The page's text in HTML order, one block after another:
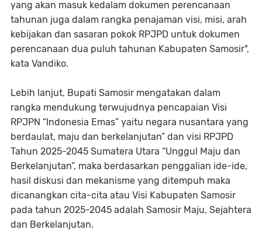
yang akan masuk kedalam dokumen perencanaan
tahunan juga dalam rangka penajaman visi, misi, arah
kebijakan dan sasaran pokok RPJPD untuk dokumen
perencanaan dua puluh tahunan Kabupaten Samosir",
kata Vandiko.
Lebih lanjut, Bupati Samosir mengatakan dalam
rangka mendukung terwujudnya pencapaian Visi
RPJPN “Indonesia Emas” yaitu negara nusantara yang
berdaulat, maju dan berkelanjutan” dan visi RPJPD
Tahun 2025-2045 Sumatera Utara “Unggul Maju dan
Berkelanjutan”, maka berdasarkan penggalian ide-ide,
hasil diskusi dan mekanisme yang ditempuh maka
dicanangkan cita-cita atau Visi Kabupaten Samosir
pada tahun 2025-2045 adalah Samosir Maju, Sejahtera
dan Berkelanjutan.